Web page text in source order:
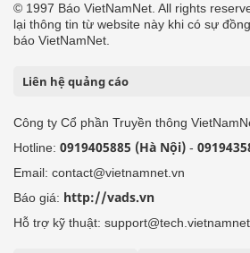
© 1997 Báo VietNamNet. All rights
lại thông tin từ website này khi có sự
báo VietNamNet.
Liên hệ quảng cáo
Công ty Cổ phần Truyền thông
Hotline: 0919405885 (Hà Nội) -
Email: contact@vietnamnet.vn
Báo giá: http://vads.vn
Hỗ trợ kỹ thuật: